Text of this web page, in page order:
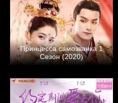
Принцесса самозванка 1
Сезон (2020)